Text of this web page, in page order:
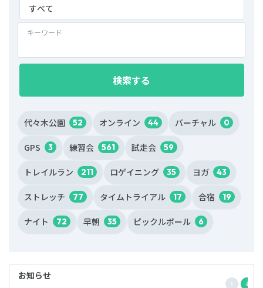
すべて
キーワード
検索する
代々木公園 52 オンライン 44 バーチャル 0
GPS 3 練習会 561 試走会 59
トレイルラン 211 ロゲイニング 35 ヨガ 43
ストレッチ 77 タイムトライアル 17 合宿 19
ナイト 72 早朝 35 ピックルボール 6
お知らせ